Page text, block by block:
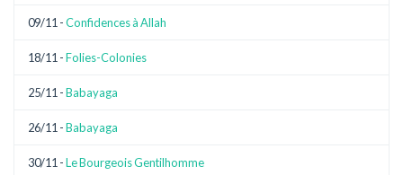
09/11 -Confidences à Allah
18/11 -Folies-Colonies
25/11 -Babayaga
26/11 -Babayaga
30/11 -Le Bourgeois Gentilhomme